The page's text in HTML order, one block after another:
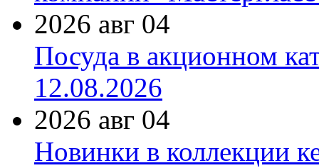
2026 авг 04
Посуда в акционном
12.08.2026
2026 авг 04
Новинки в коллекции